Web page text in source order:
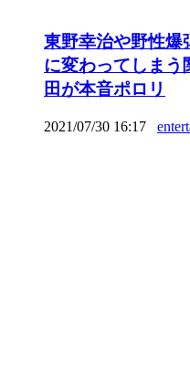
東野幸治や野性爆
に変わってしま
田が本音ポロリ
2021/07/30 16:17